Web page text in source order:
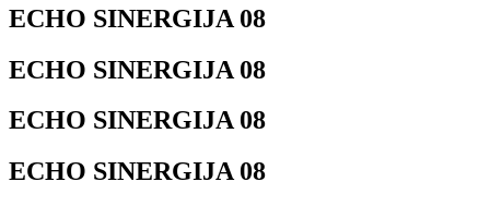
ECHO SINERGIJA 08
ECHO SINERGIJA 08
ECHO SINERGIJA 08
ECHO SINERGIJA 08